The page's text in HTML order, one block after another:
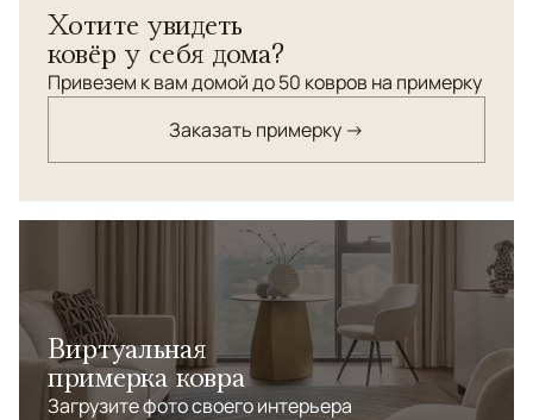
Соткан в ручную (с соблюдением традиционной
кавказской технологии ковроткачества и по заказу
нашей компании) на одной из лучших мануфактур
Хотите увидеть
ковёр у себя дома?
Привезем к вам домой до 50 ковров на примерку
Заказать примерку →
Виртуальная
примерка ковра
Загрузите фото своего интерьера